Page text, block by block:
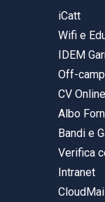
iCatt
Wifi e
IDEM
Off-
CV Online
Albo
Bandi e
Verifica
Intranet